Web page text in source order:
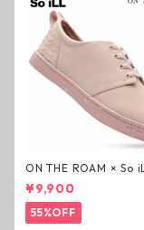
ON THE ROAM × So
ck Wino ライフスタイ
ーズ ダーティーピンク
ローム ジェイソンモモ
スニーカー
¥9,900
55%OFF